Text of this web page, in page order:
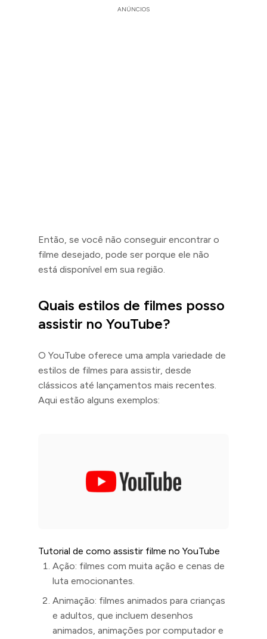
ANÚNCIOS
Então, se você não conseguir encontrar o
filme desejado, pode ser porque ele não
está disponível em sua região.
Quais estilos de filmes posso
assistir no YouTube?
O YouTube oferece uma ampla variedade de
estilos de filmes para assistir, desde
clássicos até lançamentos mais recentes.
Aqui estão alguns exemplos:
Tutorial de como assistir filme no YouTube
Ação: filmes com muita ação e cenas de
luta emocionantes.
Animação: filmes animados para crianças
e adultos, que incluem desenhos
animados, animações por computador e